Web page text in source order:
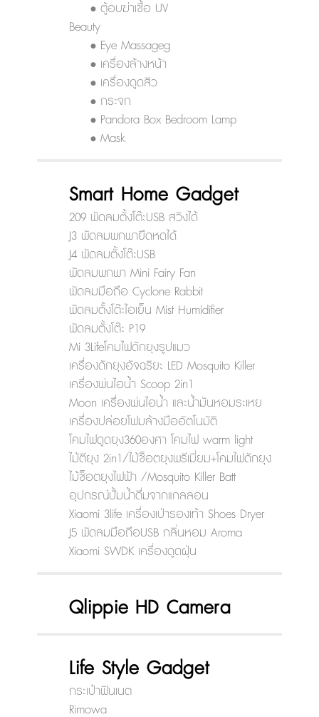
• ตู้อบฆ่าเชื้อ UV
Beauty
• Eye Massageg
• เครื่องล้างหน้า
• เครื่องดูดสิว
• กระจก
• Pandora Box Bedroom Lamp
• Mask
Smart Home Gadget
209 พัดลมตั้งโต๊ะUSB สวิงได้
J3 พัดลมพกพายืดหดได้
J4 พัดลมตั้งโต๊ะUSB
พัดลมพกพา Mini Fairy Fan
พัดลมมือถือ Cyclone Rabbit
พัดลมตั้งโต๊ะไอเย็น Mist Humidifier
พัดลมตั้งโต๊ะ P19
Mi 3Lifeโคมไฟดักยุงรูปแมว
เครื่องดักยุงอัจฉริยะ LED Mosquito Killer
เครื่องพ่นไอน้ำ Scoop 2in1
Moon เครื่องพ่นไอน้ำ และน้ำมันหอมระเหย
เครื่องปล่อยโฟมล้างมืออัตโนมัติ
โคมไฟดูดยุง360องศา โคมไฟ warm light
ไม้ตียุง 2in1/ไม้ช็อตยุงพรีเมี่ยม+โคมไฟดักยุง
ไม้ช็อตยุงไฟฟ้า /Mosquito Killer Batt
อุปกรณ์ปั้มน้ำดื่มจากแกลลอน
Xiaomi 3life เครื่องเป่ารองเท้า Shoes Dryer
J5 พัดลมมือถือUSB กลิ่นหอม Aroma
Xiaomi SWDK เครื่องดูดฝุ่น
Qlippie HD Camera
Life Style Gadget
กระเป๋าฟินเนต
Rimowa